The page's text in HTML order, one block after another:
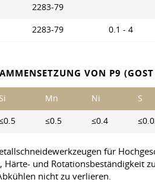
2283-79
2283-79 0.1 - 4
VON P9
Si Mn Ni S
≤0.5 ≤0.4
für
und Rotationsbeständigkeit
nicht zu verlieren.